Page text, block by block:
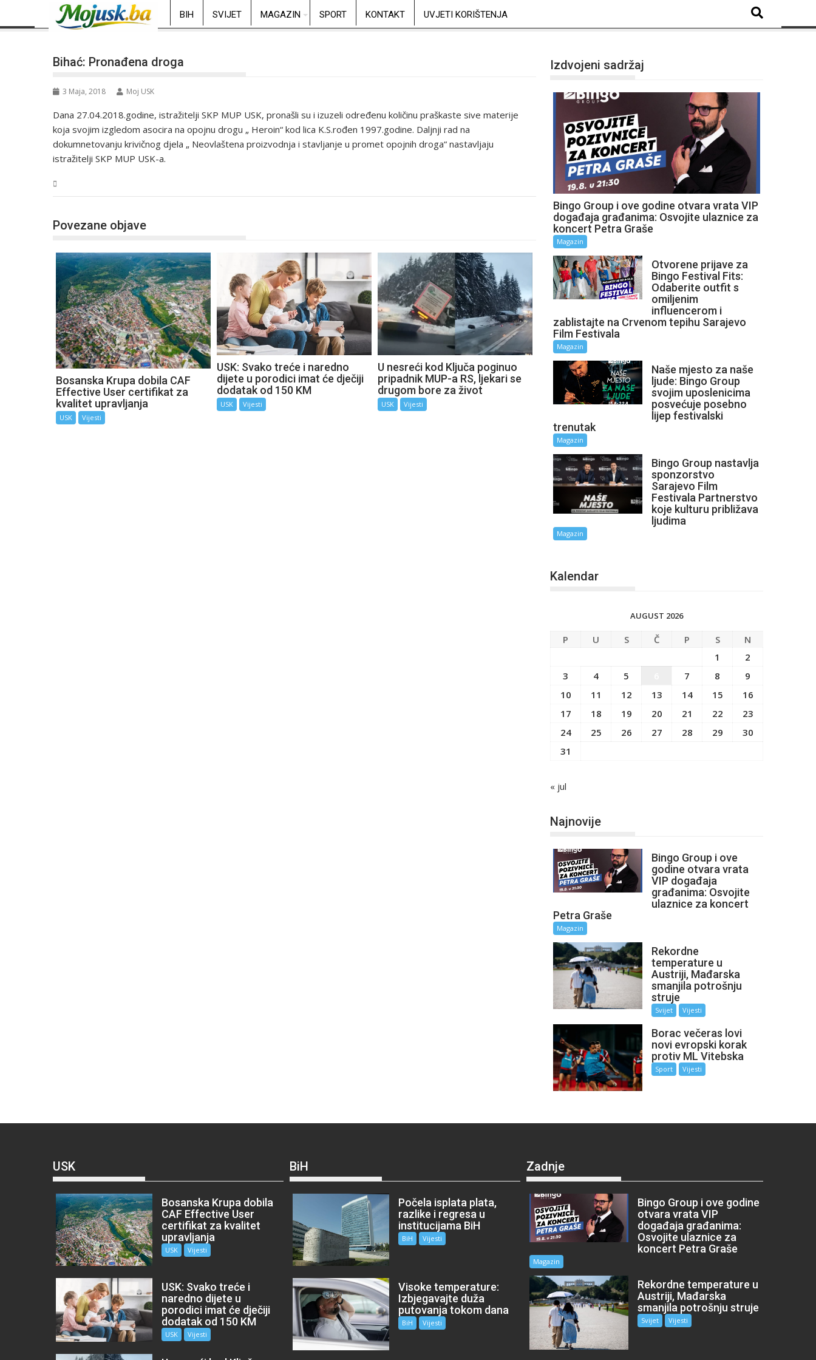
BIH SVIJET MAGAZIN SPORT KONTAKT UVJETI KORIŠTENJA
Bihać: Pronađena droga
3 Maja, 2018 Moj USK
Dana 27.04.2018.godine, istražitelji SKP MUP USK, pronašli su i izuzeli određenu količinu praškaste sive materije
koja svojim izgledom asocira na opojnu drogu „ Heroin“ kod lica K.S.rođen 1997.godine. Daljnji rad na
dokumnetovanju krivičnog djela „ Neovlaštena proizvodnja i stavljanje u promet opojnih droga“ nastavljaju
istražitelji SKP MUP USK-a.
Povezane objave
Bosanska Krupa dobila CAF
Effective User certifikat za
kvalitet upravljanja
USK Vijesti
USK: Svako treće i naredno
dijete u porodici imat će dječiji
dodatak od 150 KM
USK Vijesti
U nesreći kod Ključa poginuo
pripadnik MUP-a RS, ljekari se
drugom bore za život
USK Vijesti
Izdvojeni sadržaj
Bingo Group i ove godine otvara vrata VIP
događaja građanima: Osvojite ulaznice za
koncert Petra Graše
Magazin
Otvorene prijave za
Bingo Festival Fits:
Odaberite outfit s
omiljenim
influencerom i
zablistajte na Crvenom tepihu Sarajevo
Film Festivala
Magazin
Naše mjesto za naše
ljude: Bingo Group
svojim uposlenicima
posvećuje posebno
lijep festivalski
trenutak
Magazin
Bingo Group nastavlja
sponzorstvo
Sarajevo Film
Festivala Partnerstvo
koje kulturu približava
ljudima
Magazin
Kalendar
AUGUST 2026
P U S Č P S
N
1
2
3
4 5 7 8
9
10
11 12 13 14 15
16
17
18 19 20 21 22
23
24
25 26 27 28 29
30
31
« jul
Najnovije
Bingo Group i ove
godine otvara vrata
VIP događaja
građanima: Osvojite
ulaznice za koncert
Petra Graše
Magazin
Rekordne
temperature u
Austriji, Mađarska
smanjila potrošnju
struje
Svijet Vijesti
Borac večeras lovi
novi evropski korak
protiv ML Vitebska
Sport Vijesti
USK
Bosanska Krupa dobila
CAF Effective User
certifikat za kvalitet
upravljanja
USK Vijesti
USK: Svako treće i
naredno dijete u
porodici imat će dječiji
dodatak od 150 KM
USK Vijesti
BiH
Počela isplata plata,
razlike i regresa u
institucijama BiH
BiH Vijesti
Visoke temperature:
Izbjegavajte duža
putovanja tokom dana
BiH Vijesti
Zadnje
Bingo Group i ove godine
otvara vrata VIP
događaja građanima:
Osvojite ulaznice za
koncert Petra Graše
Magazin
Rekordne temperature u
Austriji, Mađarska
smanjila potrošnju struje
Svijet Vijesti